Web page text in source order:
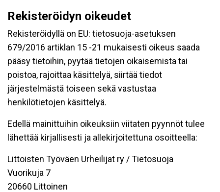
Rekisteröidyn oikeudet
Rekisteröidyllä on EU: tietosuoja-asetuksen
679/2016 artiklan 15 -21 mukaisesti oikeus saada
pääsy tietoihin, pyytää tietojen oikaisemista tai
poistoa, rajoittaa käsittelyä, siirtää tiedot
järjestelmästä toiseen sekä vastustaa
henkilötietojen käsittelyä.
Edellä mainittuihin oikeuksiin viitaten pyynnöt tulee
lähettää kirjallisesti ja allekirjoitettuna osoitteella:
Littoisten Työväen Urheilijat ry / Tietosuoja
Vuorikuja 7
20660 Littoinen